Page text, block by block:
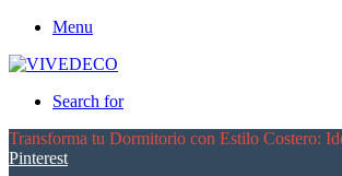
Menu
Search for
Transforma tu Dormitorio con Estilo Costero:
Pinterest